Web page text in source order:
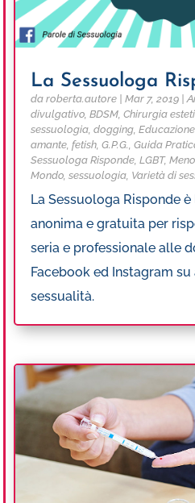
La Sessuologa
daroberta.autore |Mar 7, 2019 |
divulgativo ,BDSM ,Chirurgia
sessuologia ,dogging ,
amante ,fetish ,G.P.G. ,Guida
Sessuologa Risponde ,LGBT,
Mondo ,sessuologia Varietà di
La Sessuologa Risponde
anonima e gratuita per
seria e professionale alle
Facebook ed Instagram
sessualità.